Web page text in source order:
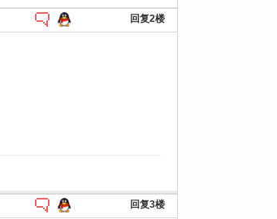
回复2楼
回复3楼